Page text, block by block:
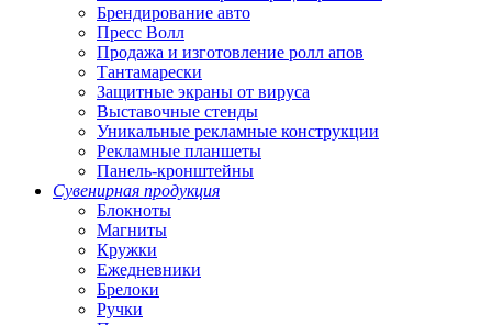
Брендирование авто
Пресс Волл
Продажа и изготовление ролл апов
Тантамарески
Защитные экраны от вируса
Выставочные стенды
Уникальные рекламные конструкции
Рекламные планшеты
Панель-кронштейны
Сувенирная продукция
Блокноты
Магниты
Кружки
Ежедневники
Брелоки
Ручки